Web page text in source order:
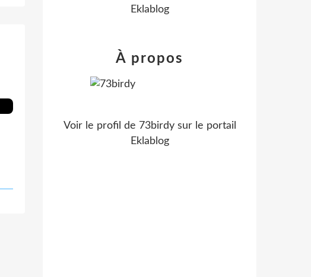
Eklablog
À propos
Voir le profil de 73birdysur le portail
Eklablog